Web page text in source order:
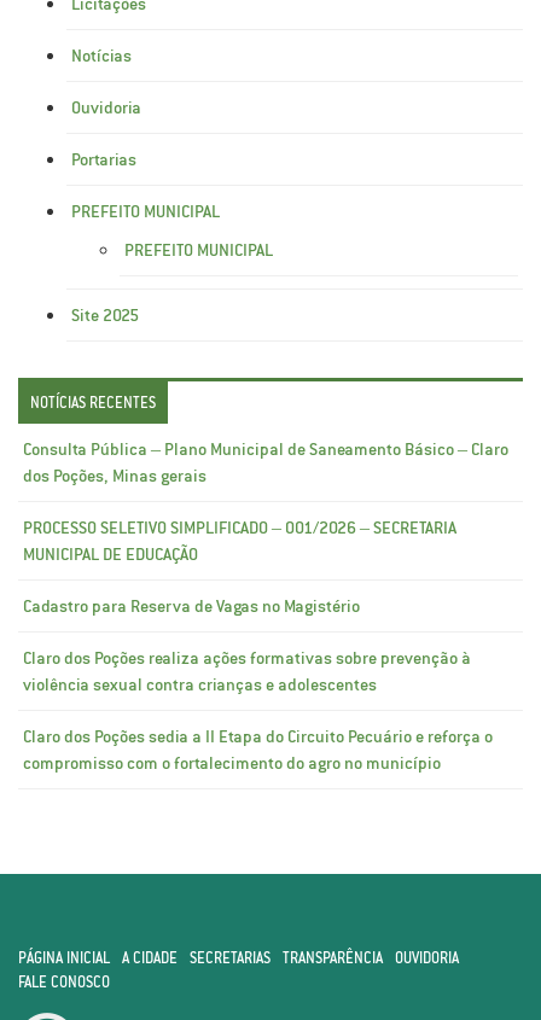
Notícias
Ouvidoria
Portarias
PREFEITO MUNICIPAL
PREFEITO MUNICIPAL
Site 2025
NOTÍCIAS RECENTES
Consulta Pública – Plano Municipal de Saneamento Básico – Claro
dos Poções, Minas gerais
PROCESSO SELETIVO SIMPLIFICADO – 001/2026 – SECRETARIA
MUNICIPAL DE EDUCAÇÃO
Cadastro para Reserva de Vagas no Magistério
Claro dos Poções realiza ações formativas sobre prevenção à
violência sexual contra crianças e adolescentes
Claro dos Poções sedia a II Etapa do Circuito Pecuário e reforça o
compromisso com o fortalecimento do agro no município
PÁGINA INICIAL A CIDADE SECRETARIAS TRANSPARÊNCIA
OUVIDORIA
FALE CONOSCO